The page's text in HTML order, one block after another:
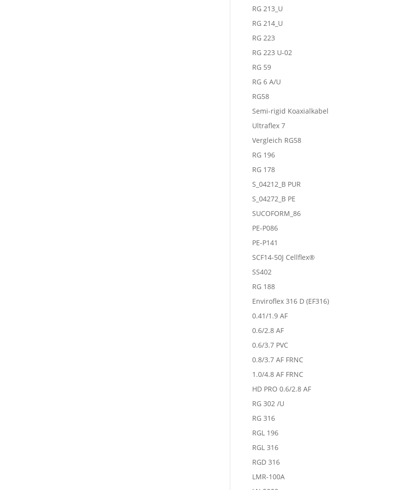
RG 213_U
RG 214_U
RG 223
RG 223 U-02
RG 59
RG 6 A/U
RG58
Semi-rigid Koaxialkabel
Ultraflex 7
Vergleich RG58
RG 196
RG 178
S_04212_B PUR
S_04272_B PE
SUCOFORM_86
PE-P086
PE-P141
SCF14-50J Cellflex®
SS402
RG 188
Enviroflex 316 D (EF316)
0.41/1.9 AF
0.6/2.8 AF
0.6/3.7 PVC
0.8/3.7 AF FRNC
1.0/4.8 AF FRNC
HD PRO 0.6/2.8 AF
RG 302 /U
RG 316
RGL 196
RGL 316
RGD 316
LMR-100A